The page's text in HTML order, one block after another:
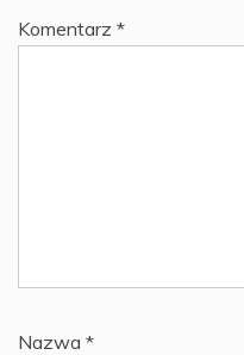
Komentarz *
Nazwa *